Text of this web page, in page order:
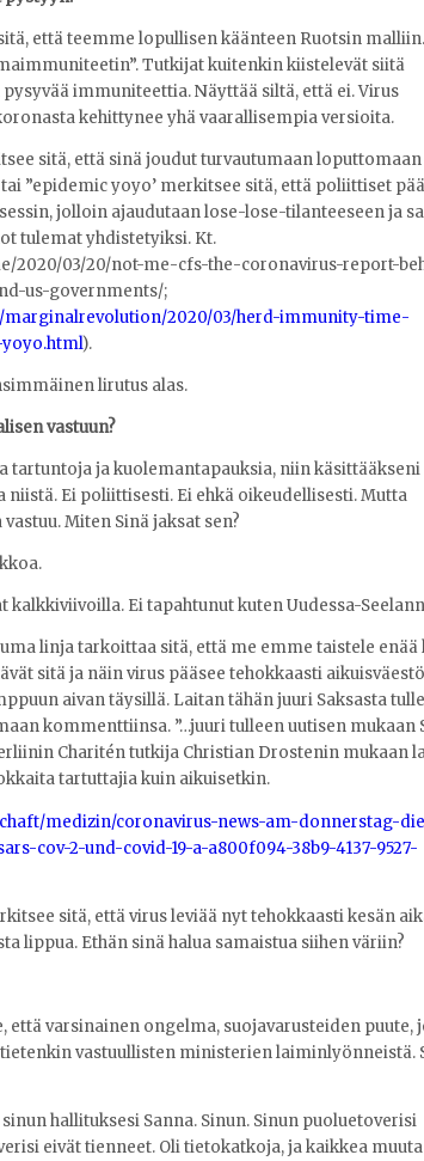
että teemme lopullisen käänteen Ruotsin malliin.
Tutkijat kuitenkin kiistelevät siitä
immuniteettia. Näyttää siltä, että ei. Virus
kehittynee yhä vaarallisempia versioita.
sitä, että sinä joudut turvautumaan loputtomaan
”epidemic yoyo’ merkitsee sitä, että poliittiset
jolloin ajaudutaan lose-lose-tilanteeseen ja
tulemat yhdistetyiksi. Kt.
2020/03/20/not-me-cfs-the-coronavirus-report-
us-governments/;
2020/03/herd-immunity-time-
).
lirutus alas.
vastuun?
tartuntoja ja kuolemantapauksia, niin käsittääkseni
niistä. Ei poliittisesti. Ei ehkä oikeudellisesti. Mutta
Miten Sinä jaksat sen?
kalkkiviivoilla. Ei tapahtunut kuten Uudessa-
linja tarkoittaa sitä, että me emme taistele
sitä ja näin virus pääsee tehokkaasti
aivan täysillä. Laitan tähän juuri Saksasta
kommenttiinsa. ”…juuri tulleen uutisen mukaan
Charitén tutkija Christian Drostenin mukaan
tartuttajia kuin aikuisetkin.
medizin/coronavirus-news-am-donnerstag-
cov-2-und-covid-19-a-a800f094-38b9-4137-9527-
sitä, että virus leviää nyt tehokkaasti kesän
lippua. Ethän sinä halua samaistua siihen väriin?
että varsinainen ongelma, suojavarusteiden puute,
vastuullisten ministerien laiminlyönneistä.
hallituksesi Sanna. Sinun. Sinun puoluetoverisi
eivät tienneet. Oli tietokatkoja, ja kaikkea